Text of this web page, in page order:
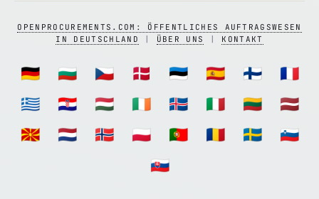
OPENPROCUREMENTS.COM: ÖFFENTLICHES AUFTRAGSWESEN
IN DEUTSCHLAND
ÜBER UNS KONTAKT
🇩🇪 🇧🇬 🇨🇿 🇩🇰 🇪🇪 🇪🇸 🇫🇮
🇫🇷
🇬🇷
🇭🇷 🇭🇺 🇮🇪 🇮🇸 🇮🇹 🇱🇹
🇱🇻
🇲🇰
🇳🇱 🇳🇴 🇵🇱 🇵🇹 🇷🇴 🇸🇪
🇸🇮
🇸🇰